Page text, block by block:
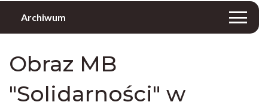
Archiwum
Obraz MB
"Solidarności" w